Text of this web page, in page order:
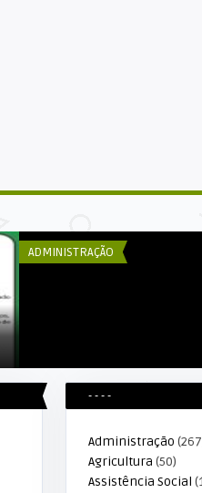
ADMINISTRAÇÃO
Prefeito de Alta Floresta
- - - -
Administração
Agricultura (50)
Assistência Social